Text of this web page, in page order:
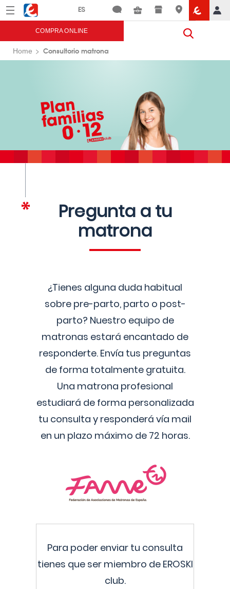
Menú Eroski
COMPRA ONLINE
Home Consultorio matrona
Pregunta a tu
matrona
¿Tienes alguna duda habitual
sobre pre-parto, parto o post-
parto? Nuestro equipo de
matronas estará encantado de
responderte. Envía tus preguntas
de forma totalmente gratuita.
Una matrona profesional
estudiará de forma personalizada
tu consulta y responderá vía mail
en un plazo máximo de 72 horas.
Para poder enviar tu consulta
tienes que ser miembro de EROSKI
club.